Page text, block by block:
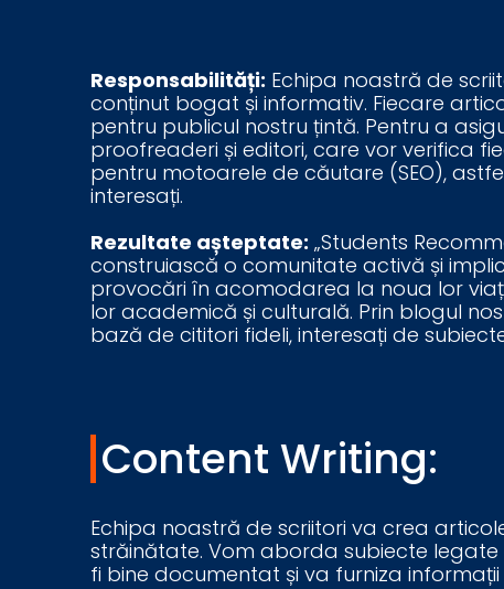
Responsabilități: Echipa noastră de
conținut bogat și informativ. Fiecare
pentru publicul nostru țintă. Pentru a
proofreaderi și editori, care vor verifica
pentru motoarele de căutare (SEO),
interesați.
Rezultate așteptate: „Students
construiască o comunitate activă și
provocări în acomodarea la noua lor
lor academică și culturală. Prin blogul
bază de cititori fideli, interesați de
Content Writing:
Echipa noastră de scriitori va crea
străinătate. Vom aborda subiecte legate
fi bine documentat și va furniza